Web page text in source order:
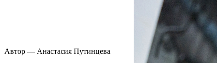
Автор — Анастасия Путинцева